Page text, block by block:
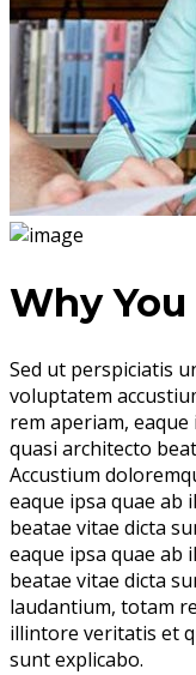
Why
Sed ut perspiciatis
voluptatem
rem aperiam,
quasi architecto
Accustium
eaque ipsa quae
beatae vitae dicta
eaque ipsa quae
beatae vitae dicta
laudantium, totam
illintore veritatis et
sunt explicabo.